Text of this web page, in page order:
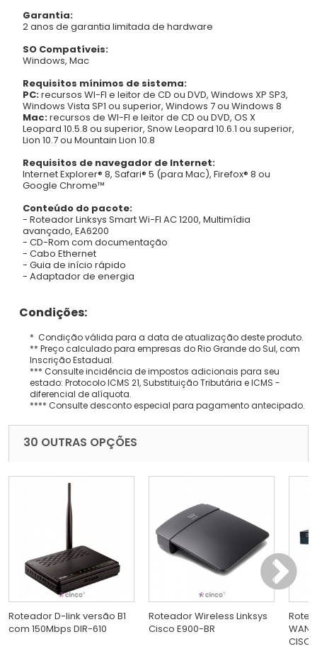
Garantia:
2 anos de garantia limitada de hardware
SO Compatíveis:
Windows, Mac
Requisitos mínimos de sistema:
PC:recursos WI-FI e leitor de CD ou DVD, Windows XP SP3,
Windows Vista SP1 ou superior, Windows 7 ou Windows 8
Mac:recursos de WI-FI e leitor de CD ou DVD, OS X
Leopard 10.5.8 ou superior, Snow Leopard 10.6.1 ou superior,
Lion 10.7 ou Mountain Lion 10.8
Requisitos de navegador de Internet:
Internet Explorer® 8, Safari® 5 (para Mac), Firefox® 8 ou
Google Chrome™
Conteúdo do pacote:
- Roteador Linksys Smart Wi-FI AC 1200, Multimídia
avançado, EA6200
- CD-Rom com documentação
- Cabo Ethernet
- Guia de início rápido
- Adaptador de energia
Condições:
* Condição válida para a data de atualização deste produto.
** Preço calculado para empresas do Rio Grande do Sul, com
Inscrição Estadual.
*** Consulte incidência de impostos adicionais para seu
estado: Protocolo ICMS 21, Substituição Tributária e ICMS -
diferencial de alíquota.
**** Consulte desconto especial para pagamento antecipado.
30 OUTRAS OPÇÕES
Roteador D-link versão B1
com 150Mbps DIR-610
Roteador Wireless Linksys
Cisco E900-BR
WAN